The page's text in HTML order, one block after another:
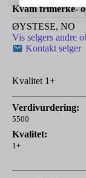
Kvam frimerke-
ØYSTESE, NO
Vis selgers andre
Kontakt selger
Kvalitet 1+
Verdivurdering:
5500
Kvalitet:
1+